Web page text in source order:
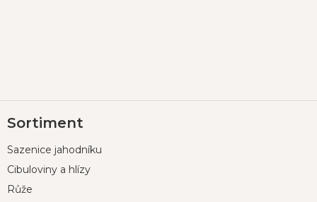
á
a
Sortiment
Sazenice jahodníku
Cibuloviny a hlízy
Růže